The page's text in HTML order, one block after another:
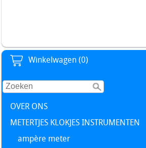
Winkelwagen (0)
OVER ONS
METERTJES KLOKJES INSTRUMENTEN
ampère meter